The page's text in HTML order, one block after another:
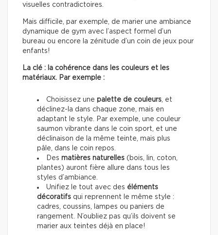
visuelles contradictoires.
Mais difficile, par exemple, de marier une ambiance
dynamique de gym avec l’aspect formel d’un
bureau ou encore la zénitude d’un coin de jeux pour
enfants!
La clé : la cohérence dans les couleurs et les
matériaux. Par exemple :
Choisissez une palette de couleurs, et
déclinez-la dans chaque zone, mais en
adaptant le style. Par exemple, une couleur
saumon vibrante dans le coin sport, et une
déclinaison de la même teinte, mais plus
pâle, dans le coin repos.
Des matières naturelles (bois, lin, coton,
plantes) auront fière allure dans tous les
styles d’ambiance.
Unifiez le tout avec des éléments
décoratifs qui reprennent le même style :
cadres, coussins, lampes ou paniers de
rangement. N’oubliez pas qu’ils doivent se
marier aux teintes déjà en place!